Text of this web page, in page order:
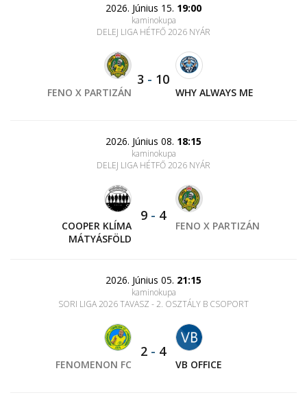
2026. Június 15. 19:00
kaminokupa
DELEJ LIGA HÉTFŐ 2026 NYÁR
FENO X PARTIZÁN
3 - 10
WHY ALWAYS ME
2026. Június 08. 18:15
kaminokupa
DELEJ LIGA HÉTFŐ 2026 NYÁR
COOPER KLÍMA
MÁTYÁSFÖLD
9 - 4
FENO X PARTIZÁN
2026. Június 05. 21:15
kaminokupa
SORI LIGA 2026 TAVASZ - 2. OSZTÁLY B CSOPORT
FENOMENON FC
2 - 4
VB OFFICE